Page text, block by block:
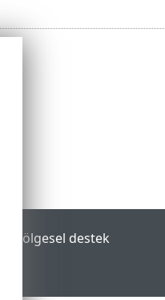
Bölgesel destek